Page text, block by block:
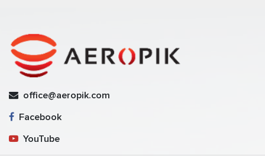
office@aeropik.com
Facebook
YouTube